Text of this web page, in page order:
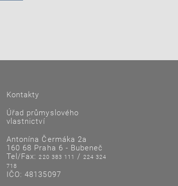
Kontakty
Úřad průmyslového
vlastnictví
Antonína Čermáka 2a
160 68 Praha 6 - Bubeneč
Tel/Fax:220 383 111 /224 324
718
IČO: 48135097